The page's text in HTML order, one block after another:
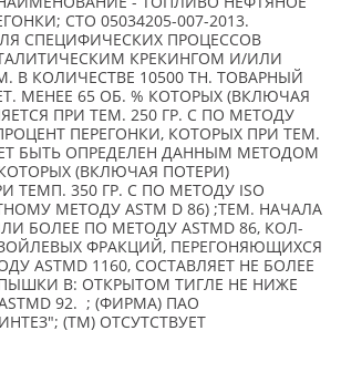
СТО 05034205-007-2013.
СПЕЦИФИЧЕСКИХ ПРОЦЕССОВ
КРЕКИНГОМ И/ИЛИ
В КОЛИЧЕСТВЕ 10500 ТН. ТОВАРНЫЙ
МЕНЕЕ 65 ОБ. % КОТОРЫХ (ВКЛЮЧАЯ
ПРИ ТЕМ. 250 ГР. С ПО МЕТОДУ
ПЕРЕГОНКИ, КОТОРЫХ ПРИ ТЕМ.
БЫТЬ ОПРЕДЕЛЕН ДАННЫМ МЕТОДОМ
(ВКЛЮЧАЯ ПОТЕРИ)
ТЕМП. 350 ГР. С ПО МЕТОДУ ISO
МЕТОДУ ASTM D 86) ;ТЕМ. НАЧАЛА
БОЛЕЕ ПО МЕТОДУ ASTMD 86, КОЛ-
ФРАКЦИЙ, ПЕРЕГОНЯЮЩИХСЯ
ASTMD 1160, СОСТАВЛЯЕТ НЕ БОЛЕЕ
В: ОТКРЫТОМ ТИГЛЕ НЕ НИЖЕ
92. ; (ФИРМА) ПАО
(TM) ОТСУТСТВУЕТ